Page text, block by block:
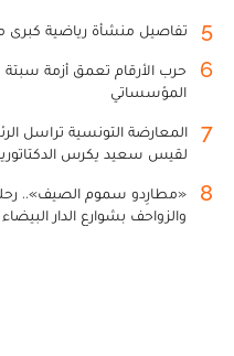
5 تفاصيل منشأة رياضية كبرى
6
حرب الأرقام تعمق أزمة
المؤسساتي
7
المعارضة التونسية تراسل
لقيس سعيد يكرس
8
«مطارِدو سموم الصيف»..
والزواحف بشوارع الدار البيضاء